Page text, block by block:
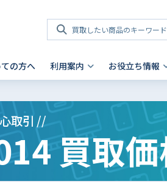
買取 その他 買取
- AirPods
- PlayStation
- NintendoSwitch
店舗一覧
の方へ 利用案内
ついて
お役立ち情報
確認ポイント
iPhone 買取の注
取引 //
買取価